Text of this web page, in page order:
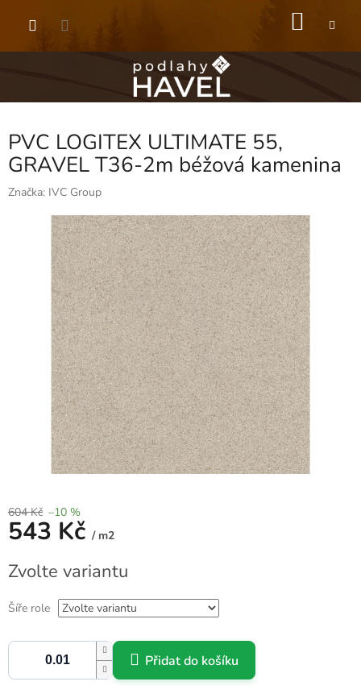
PVC LOGITEX ULTIMATE 55,
GRAVEL T36-2m béžová kamenina
Značka: IVC Group
604 Kč –10 %
543 Kč / m2
cena:
Zvolte variantu
Šíře role
Přidat do košíku